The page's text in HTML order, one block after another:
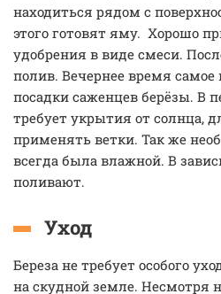
находиться рядом с
этого готовят яму. Хорошо
удобрения в виде смеси.
полив. Вечернее время
посадки саженцев берёзы. В
требует укрытия от солнца,
применять ветки. Так же
всегда была влажной. В
поливают.
Уход
Береза не требует особого
на скудной земле. Несмотря